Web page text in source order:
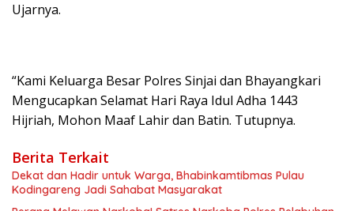
Ujarnya.
“Kami Keluarga Besar Polres Sinjai dan Bhayangkari
Mengucapkan Selamat Hari Raya Idul Adha 1443
Hijriah, Mohon Maaf Lahir dan Batin. Tutupnya.
Berita Terkait
Dekat dan Hadir untuk Warga, Bhabinkamtibmas Pulau
Kodingareng Jadi Sahabat Masyarakat